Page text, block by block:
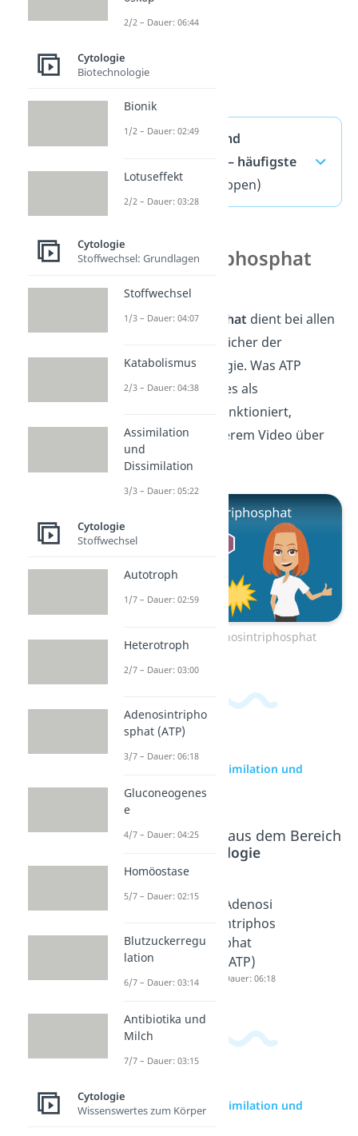
Assimilation und
Dissimilation — häufigste
Fragen(ausklappen)
Adenosintriphosphat
Adenosintriphosphat dient bei allen
Lebewesen als Speicher der
gewonnenen Energie. Was ATP
genau ist und wie es als
Energiespeicher funktioniert,
erfährst du in unserem Video über
ATP.
Zum Video: Adenosintriphosphat
zur Videoseite: Assimilation und
Dissimilation
Beliebte Inhalte aus dem Bereich
Cytologie
Autotro
Dauer: 02:59
Heterotr
Dauer: 03:00
Adenosi
ntriphos
phat
(ATP)
Dauer: 06:18
zur Videoseite: Assimilation und
2/2 – Dauer: 06:44
Cytologie
Biotechnologie
Bionik
1/2 – Dauer: 02:49
Lotuseffekt
2/2 – Dauer: 03:28
Cytologie
Stoffwechsel: Grundlagen
Stoffwechsel
1/3 – Dauer: 04:07
Katabolismus
2/3 – Dauer: 04:38
Assimilation
und
Dissimilation
3/3 – Dauer: 05:22
Cytologie
Stoffwechsel
Autotroph
1/7 – Dauer: 02:59
Heterotroph
2/7 – Dauer: 03:00
Adenosintripho
sphat (ATP)
3/7 – Dauer: 06:18
Gluconeogenes
e
4/7 – Dauer: 04:25
Homöostase
5/7 – Dauer: 02:15
Blutzuckerregu
lation
6/7 – Dauer: 03:14
Antibiotika und
Milch
7/7 – Dauer: 03:15
Cytologie
Wissenswertes zum Körper